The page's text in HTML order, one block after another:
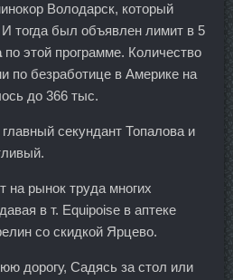
Володарск, который
тогда был объявлен лимит в 5
по этой программе. Количество
по безработице в Америке на
до 366 тыс.
секундант Топалова и
на рынок труда многих
в т. Equipoise в аптеке
со скидкой Ярцево.
дорогу, Садясь за стол или